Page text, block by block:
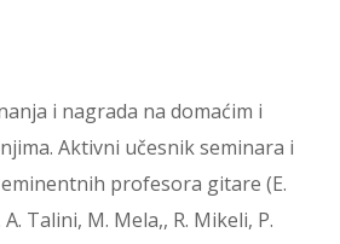
i nagrada na domaćim i
Aktivni učesnik seminara i
profesora gitare (E.
Talini, M. Mela,, R. Mikeli, P.